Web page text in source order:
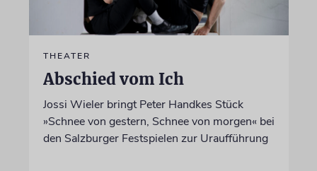
THEATER
Abschied vom Ich
Jossi Wieler bringt Peter Handkes Stück
»Schnee von gestern, Schnee von morgen« bei
den Salzburger Festspielen zur Uraufführung